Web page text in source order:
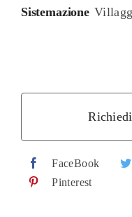
Sistemazione
FaceBook
Pinterest